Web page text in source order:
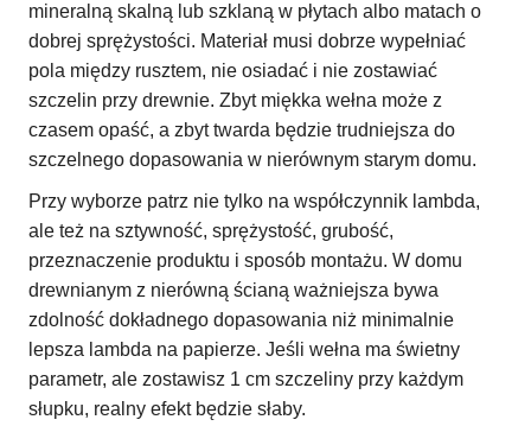
mineralną skalną lub szklaną w płytach albo matach o
dobrej sprężystości. Materiał musi dobrze wypełniać
pola między rusztem, nie osiadać i nie zostawiać
szczelin przy drewnie. Zbyt miękka wełna może z
czasem opaść, a zbyt twarda będzie trudniejsza do
szczelnego dopasowania w nierównym starym domu.
Przy wyborze patrz nie tylko na współczynnik lambda,
ale też na sztywność, sprężystość, grubość,
przeznaczenie produktu i sposób montażu. W domu
drewnianym z nierówną ścianą ważniejsza bywa
zdolność dokładnego dopasowania niż minimalnie
lepsza lambda na papierze. Jeśli wełna ma świetny
parametr, ale zostawisz 1 cm szczeliny przy każdym
słupku, realny efekt będzie słaby.